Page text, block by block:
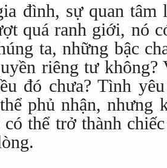
đình, sự quan tâm
quá ranh giới, nó
ta, những bậc
riêng tư không?
đó chưa? Tình
phủ nhận, nhưng
thể trở thành